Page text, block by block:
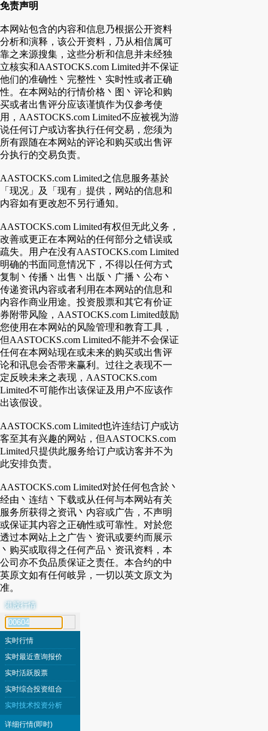
免责声明
本网站包含的内容和信息乃根据公开资料
分析和演释，该公开资料，乃从相信属可
靠之来源搜集，这些分析和信息并未经独
立核实和AASTOCKS.com Limited并不保证
他们的准确性丶完整性丶实时性或者正确
性。在本网站的行情价格丶图丶评论和购
买或者出售评分应该谨慎作为仅参考使
用，AASTOCKS.com Limited不应被视为游
说任何订户或访客执行任何交易，您须为
所有跟随在本网站的评论和购买或出售评
分执行的交易负责。
AASTOCKS.com Limited之信息服务基於
「现况」及「现有」提供，网站的信息和
内容如有更改恕不另行通知。
AASTOCKS.com Limited有权但无此义务，
改善或更正在本网站的任何部分之错误或
疏失。用户在没有AASTOCKS.com Limited
明确的书面同意情况下，不得以任何方式
复制丶传播丶出售丶出版丶广播丶公布丶
传递资讯内容或者利用在本网站的信息和
内容作商业用途。投资股票和其它有价证
券附带风险，AASTOCKS.com Limited鼓励
您使用在本网站的风险管理和教育工具，
但AASTOCKS.com Limited不能并不会保证
任何在本网站现在或未来的购买或出售评
论和讯息会否带来赢利。过往之表现不一
定反映未来之表现，AASTOCKS.com
Limited不可能作出该保证及用户不应该作
出该假设。
AASTOCKS.com Limited也许连结订户或访
客至其有兴趣的网站，但AASTOCKS.com
Limited只提供此服务给订户或访客并不为
此安排负责。
AASTOCKS.com Limited对於任何包含於丶
经由丶连结丶下载或从任何与本网站有关
服务所获得之资讯丶内容或广告，不声明
或保证其内容之正确性或可靠性。对於您
透过本网站上之广告丶资讯或要约而展示
丶购买或取得之任何产品丶资讯资料，本
公司亦不负品质保证之责任。本合约的中
英原文如有任何岐异，一切以英文原文为
准。
港股行情
代号搜寻
实时行情
实时最近查询报价
实时活跃股票
实时综合投资组合
实时技术投资分析
详细行情(即时)